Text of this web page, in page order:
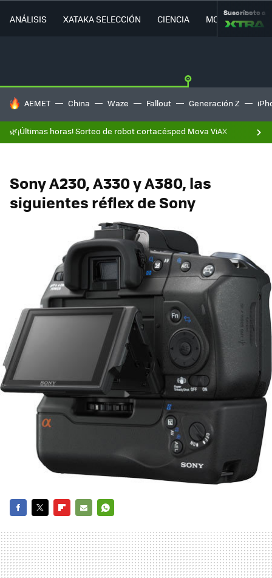
ANÁLISIS XATAKA SELECCIÓN CIENCIA MOVILIDAD
Suscríbete a
HOY SE HABLA DE
AEMET China Waze Fallout Generación Z
🌿¡Últimas horas! Sorteo de robot cortacésped Mova ViAX
Sony A230, A330 y A380, las
siguientes réflex de Sony
MAIL